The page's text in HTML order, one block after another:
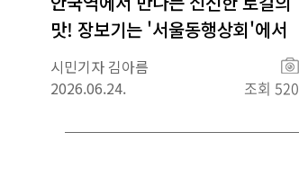
맛! 장보기는 '서울동행상회'에서
시민기자 김아름
2026.06.24.
사
진
조회 520